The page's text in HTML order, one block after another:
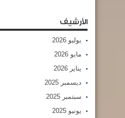
الأرشيف
يوليو 2026
مايو 2026
يناير 2026
ديسمبر 2025
سبتمبر 2025
يونيو 2025